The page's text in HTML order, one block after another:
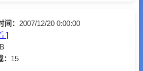
间： 2007/12/20 0:00:00
]
15